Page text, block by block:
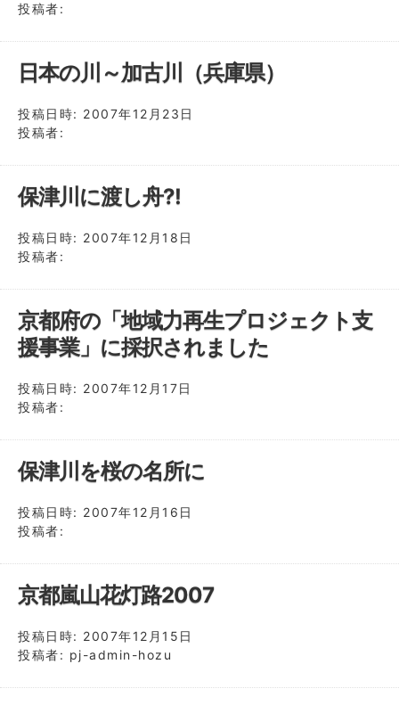
投稿者:
日本の川～加古川（兵庫県）
投稿日時: 2007年12月23日
投稿者:
保津川に渡し舟?!
投稿日時: 2007年12月18日
投稿者:
京都府の「地域力再生プロジェクト支
援事業」に採択されました
投稿日時: 2007年12月17日
投稿者:
保津川を桜の名所に
投稿日時: 2007年12月16日
投稿者:
京都嵐山花灯路2007
投稿日時: 2007年12月15日
投稿者: pj-admin-hozu